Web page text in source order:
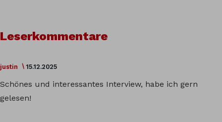
Leserkommentare
justin 15.12.2025
Schönes und interessantes Interview, habe ich gern
gelesen!